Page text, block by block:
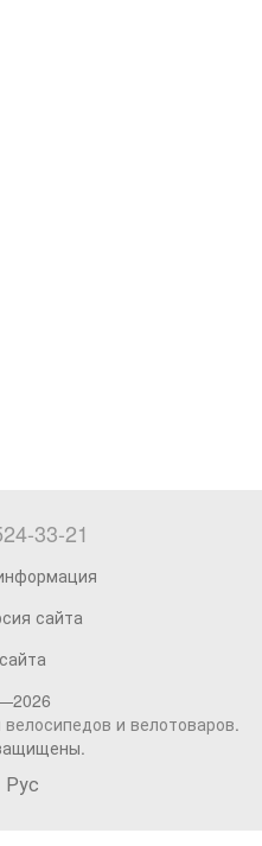
33-21
сайта
и велотоваров.
Рус